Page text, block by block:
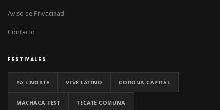
Aviso de Privacidad
Contacto
FESTIVALES
PA'L NORTE VIVE LATINO CORONA CAPITAL
MACHACA FEST TECATE COMUNA